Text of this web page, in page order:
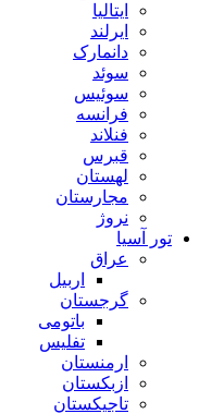
ایتالیا
ایرلند
دانمارک
سوئد
سوئیس
فرانسه
فنلاند
قبرس
لهستان
مجارستان
نروژ
تور آسیا
عراق
اربیل
گرجستان
باتومی
تفلیس
ارمنستان
ازبکستان
تاجیکستان